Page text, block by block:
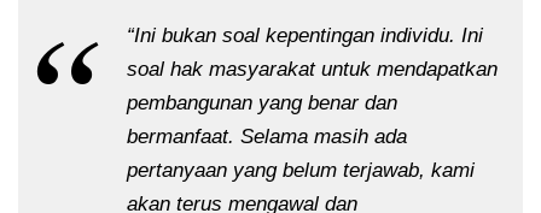
“Ini bukan soal kepentingan individu. Ini
soal hak masyarakat untuk mendapatkan
pembangunan yang benar dan
bermanfaat. Selama masih ada
pertanyaan yang belum terjawab, kami
akan terus mengawal dan